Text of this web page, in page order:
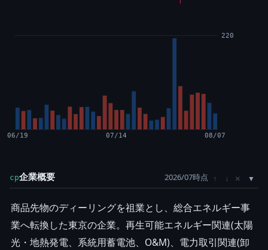
220
06/19 07/14 08/07
cp企業概要 2026/07時点 ↑ ↓ ×
商品先物のディーリングを祖業とし、総合エネルギー事
業へ転換した東京の企業。再生可能エネルギー関連(太陽
光・地熱発電、系統用蓄電池、O&M)、電力取引関連(卸